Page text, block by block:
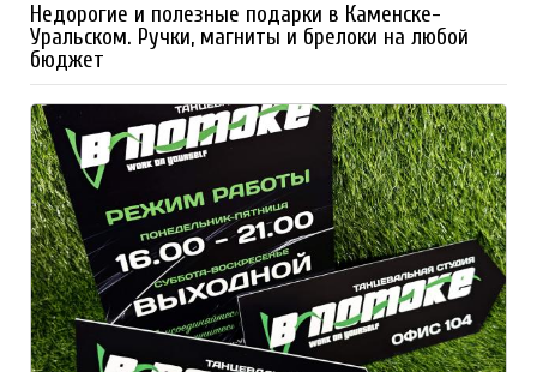
Недорогие и полезные подарки в Каменске-
Уральском. Ручки, магниты и брелоки на любой
бюджет